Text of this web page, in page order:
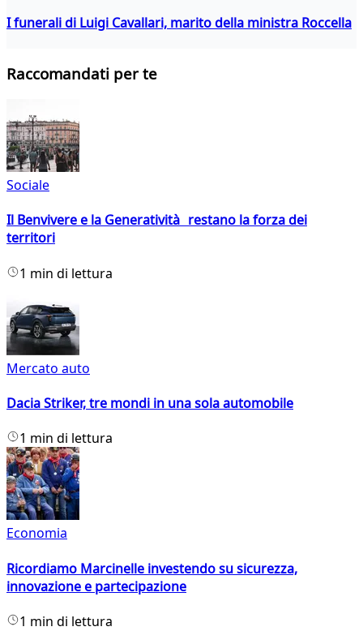
I funerali di Luigi Cavallari, marito della ministra Roccella
Raccomandati per te
Sociale
Il Benvivere e la Generatività restano la forza dei
territori
1 min di lettura
Mercato auto
Dacia Striker, tre mondi in una sola automobile
1 min di lettura
Economia
Ricordiamo Marcinelle investendo su sicurezza,
innovazione e partecipazione
1 min di lettura